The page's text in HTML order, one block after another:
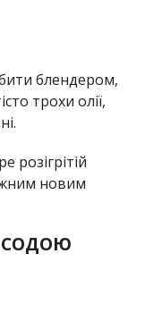
блендером,
трохи олії,
розігрітій
новим
СОДОЮ